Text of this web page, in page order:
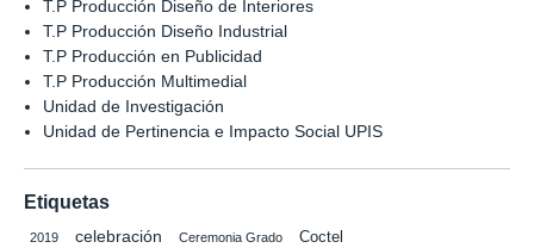
T.P Producción Diseño de Interiores
T.P Producción Diseño Industrial
T.P Producción en Publicidad
T.P Producción Multimedial
Unidad de Investigación
Unidad de Pertinencia e Impacto Social UPIS
Etiquetas
2019 celebración Ceremonia Grado Coctel